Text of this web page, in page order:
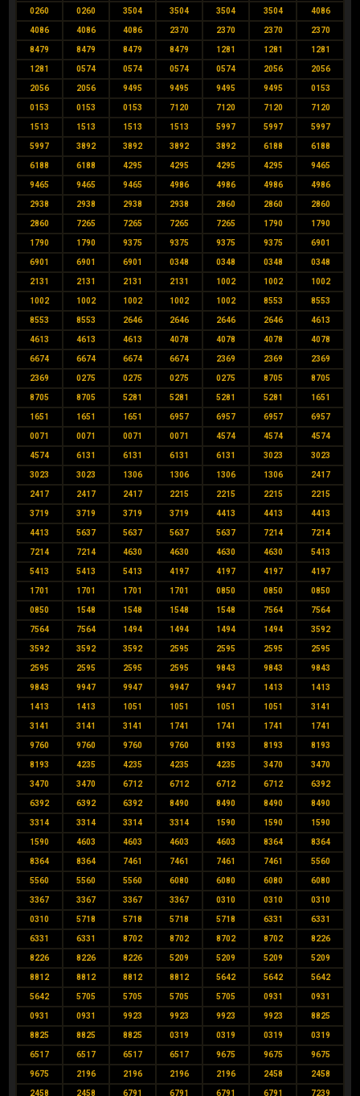
0260 0260 3504 3504 3504 3504 4086
4086 4086 4086 2370 2370 2370 2370
8479 8479 8479 8479 1281 1281 1281
1281 0574 0574 0574 0574 2056 2056
2056 2056 9495 9495 9495 9495 0153
0153 0153 0153 7120 7120 7120 7120
1513 1513 1513 1513 5997 5997 5997
5997 3892 3892 3892 3892 6188 6188
6188 6188 4295 4295 4295 4295 9465
9465 9465 9465 4986 4986 4986 4986
2938 2938 2938 2938 2860 2860 2860
2860 7265 7265 7265 7265 1790 1790
1790 1790 9375 9375 9375 9375 6901
6901 6901 6901 0348 0348 0348 0348
2131 2131 2131 2131 1002 1002 1002
1002 1002 1002 1002 1002 8553 8553
8553 8553 2646 2646 2646 2646 4613
4613 4613 4613 4078 4078 4078 4078
6674 6674 6674 6674 2369 2369 2369
2369 0275 0275 0275 0275 8705 8705
8705 8705 5281 5281 5281 5281 1651
1651 1651 1651 6957 6957 6957 6957
0071 0071 0071 0071 4574 4574 4574
4574 6131 6131 6131 6131 3023 3023
3023 3023 1306 1306 1306 1306 2417
2417 2417 2417 2215 2215 2215 2215
3719 3719 3719 3719 4413 4413 4413
4413 5637 5637 5637 5637 7214 7214
7214 7214 4630 4630 4630 4630 5413
5413 5413 5413 4197 4197 4197 4197
1701 1701 1701 1701 0850 0850 0850
0850 1548 1548 1548 1548 7564 7564
7564 7564 1494 1494 1494 1494 3592
3592 3592 3592 2595 2595 2595 2595
2595 2595 2595 2595 9843 9843 9843
9843 9947 9947 9947 9947 1413 1413
1413 1413 1051 1051 1051 1051 3141
3141 3141 3141 1741 1741 1741 1741
9760 9760 9760 9760 8193 8193 8193
8193 4235 4235 4235 4235 3470 3470
3470 3470 6712 6712 6712 6712 6392
6392 6392 6392 8490 8490 8490 8490
3314 3314 3314 3314 1590 1590 1590
1590 4603 4603 4603 4603 8364 8364
8364 8364 7461 7461 7461 7461 5560
5560 5560 5560 6080 6080 6080 6080
3367 3367 3367 3367 0310 0310 0310
0310 5718 5718 5718 5718 6331 6331
6331 6331 8702 8702 8702 8702 8226
8226 8226 8226 5209 5209 5209 5209
8812 8812 8812 8812 5642 5642 5642
5642 5705 5705 5705 5705 0931 0931
0931 0931 9923 9923 9923 9923 8825
8825 8825 8825 0319 0319 0319 0319
6517 6517 6517 6517 9675 9675 9675
9675 2196 2196 2196 2196 2458 2458
2458 2458 6791 6791 6791 6791 7239